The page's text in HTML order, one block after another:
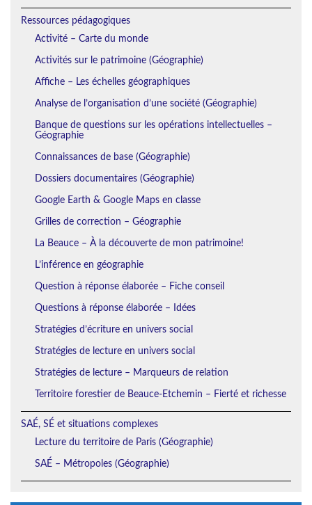
Ressources pédagogiques
Activité – Carte du monde
Activités sur le patrimoine (Géographie)
Affiche – Les échelles géographiques
Analyse de l’organisation d’une société (Géographie)
Banque de questions sur les opérations intellectuelles –
Géographie
Connaissances de base (Géographie)
Dossiers documentaires (Géographie)
Google Earth & Google Maps en classe
Grilles de correction – Géographie
La Beauce – À la découverte de mon patrimoine!
L’inférence en géographie
Question à réponse élaborée – Fiche conseil
Questions à réponse élaborée – Idées
Stratégies d’écriture en univers social
Stratégies de lecture en univers social
Stratégies de lecture – Marqueurs de relation
Territoire forestier de Beauce-Etchemin – Fierté et richesse
SAÉ, SÉ et situations complexes
Lecture du territoire de Paris (Géographie)
SAÉ – Métropoles (Géographie)